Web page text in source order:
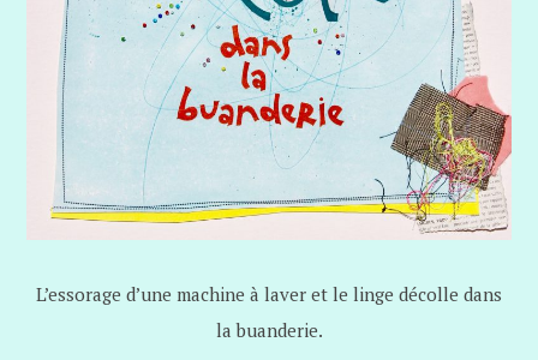
L’essorage d’une machine à laver et le linge décolle dans
la buanderie.